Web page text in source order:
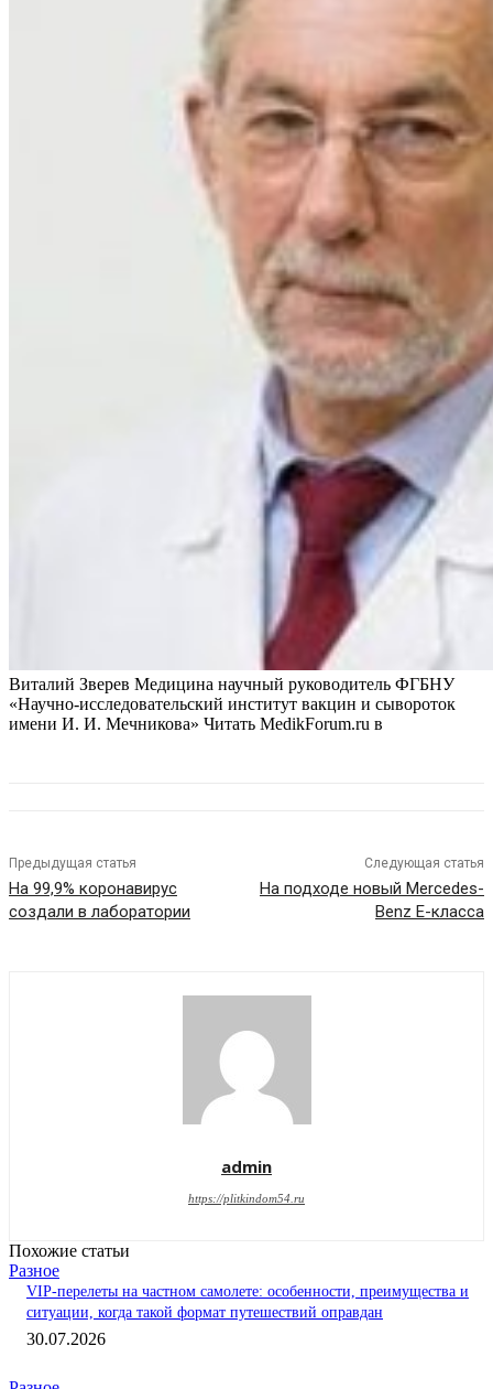
Виталий Зверев Медицина научный руководитель ФГБНУ
«Научно-исследовательский институт вакцин и сывороток
имени И. И. Мечникова» Читать MedikForum.ru в
Предыдущая статья
На 99,9% коронавирус
создали в лаборатории
Следующая статья
На подходе новый Mercedes-
Benz E-класса
admin
https://plitkindom54.ru
Похожие статьи
Разное
VIP-перелеты на частном самолете: особенности, преимущества и
ситуации, когда такой формат путешествий оправдан
30.07.2026